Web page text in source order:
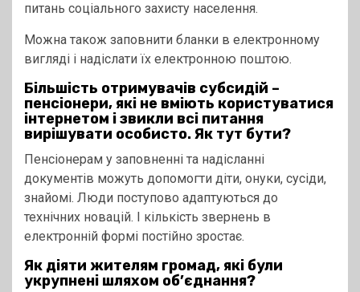
питань соціального захисту населення.
Можна також заповнити бланки в електронному
вигляді і надіслати їх електронною поштою.
Більшість отримувачів субсидій –
пенсіонери, які не вміють користуватися
інтернетом і звикли всі питання
вирішувати особисто. Як тут бути?
Пенсіонерам у заповненні та надісланні
документів можуть допомогти діти, онуки, сусіди,
знайомі. Люди поступово адаптуються до
технічних новацій. І кількість звернень в
електронній формі постійно зростає.
Як діяти жителям громад, які були
укрупнені шляхом об’єднання?